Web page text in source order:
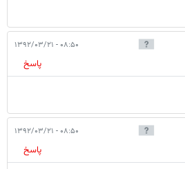
۰۸:۵۰ - ۱۳۹۲/۰۳/۲۱
پاسخ
۰۸:۵۰ - ۱۳۹۲/۰۳/۲۱
پاسخ